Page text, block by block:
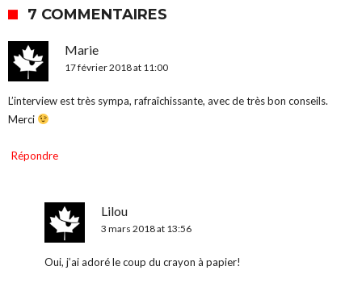
7 COMMENTAIRES
Marie
17 février 2018 at 11:00
L’interview est très sympa, rafraîchissante, avec de très bon conseils.
Merci
Répondre
Lilou
3 mars 2018 at 13:56
Oui, j’ai adoré le coup du crayon à papier!